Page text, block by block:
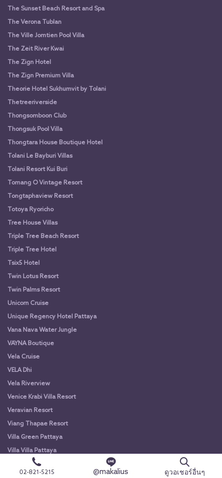
The Sunset Beach Resort and Spa
The Verona Tublan
The Ville Jomtien Pool Villa
The Zeit River Kwai
The Zign Hotel
The Zign Premium Villa
Theorie Hotel Sukhumvit by Tolani
Thetreeriverside
Thongsomboon Club
Thongsuk Pool Villa
Thongtara House Boutique Hotel
Tolani Le Bayburi Villas
Tolani Resort Kui Buri
Tomang O Vintage Resort
Tongtaphaview Resort
Totoya Ryoricho
Tree House Villas
Triple Tree Beach Resort
Triple Tree Hotel
Tsix5 Hotel
Twin Lotus Resort
Twin Palms Resort
Unicorn Cruise
Unique Regency Hotel Pattaya
Vana Nava Water Jungle
VAYNA Boutique
Vela Cruise
VELA Dhi
Vela Riverview
Venice Krabi Villa Resort
Veravian Resort
Viang Thapae Resort
Villa Green Pattaya
Villa Villa Pattaya
VIVA Alangka Cruise
02-821-5215 @makalius ดูวอเชอร์อื่นๆ